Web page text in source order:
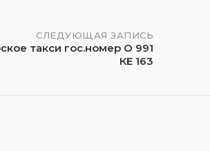
СЛЕДУЮЩАЯ ЗАПИСЬ
такси гос.номер О 991
КЕ 163